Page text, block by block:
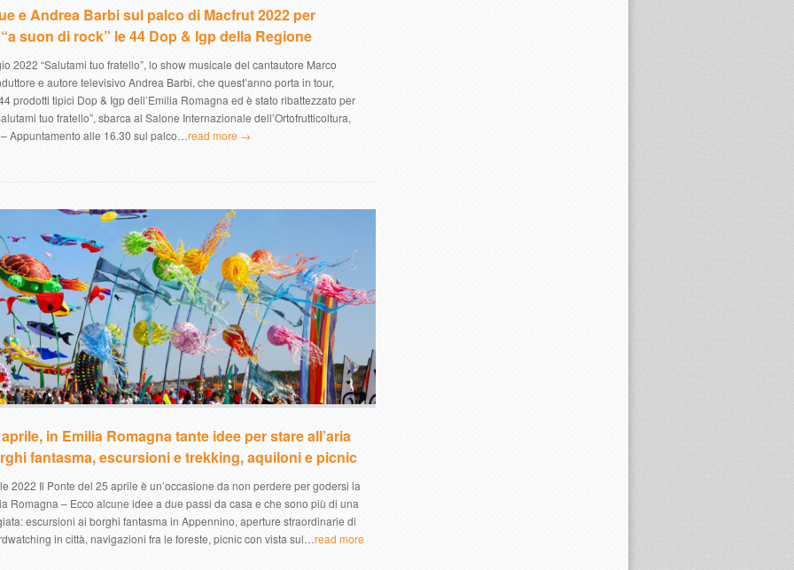
e Andrea Barbi sul palco di Macfrut 2022 per
suon di rock” le 44 Dop & Igp della Regione
2022 “Salutami tuo fratello”, lo show musicale del cantautore Marco
e autore televisivo Andrea Barbi, che quest’anno porta in tour,
prodotti tipici Dop & Igp dell’Emilia Romagna ed è stato ribattezzato per
tuo fratello”, sbarca al Salone Internazionale dell’Ortofrutticoltura,
Appuntamento alle 16.30 sul palco…read more →
in Emilia Romagna tante idee per stare all’aria
fantasma, escursioni e trekking, aquiloni e picnic
2022 Il Ponte del 25 aprile è un’occasione da non perdere per godersi la
Romagna – Ecco alcune idee a due passi da casa e che sono più di una
escursioni ai borghi fantasma in Appennino, aperture straordinarie di
in città, navigazioni fra le foreste, picnic con vista sul…read more